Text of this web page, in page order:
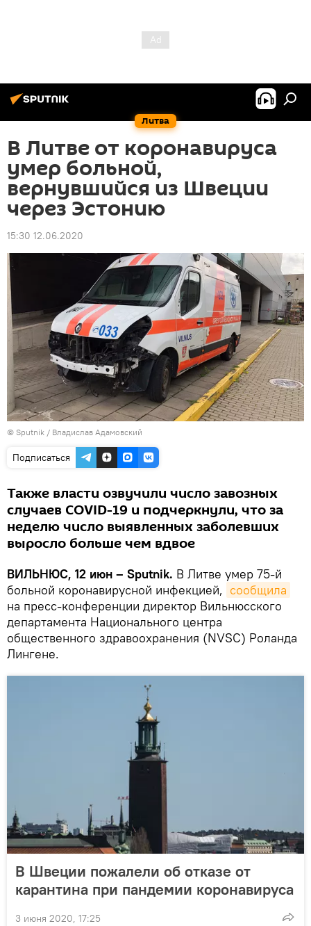
Литва
В Литве от коронавируса
умер больной,
вернувшийся из Швеции
через Эстонию
15:30 12.06.2020
© Sputnik / Владислав Адамовский
Подписаться
Также власти озвучили число завозных
случаев COVID-19 и подчеркнули, что за
неделю число выявленных заболевших
выросло больше чем вдвое
ВИЛЬНЮС, 12 июн – Sputnik. В Литве умер 75-й
больной коронавирусной инфекцией, сообщила
на пресс-конференции директор Вильнюсского
департамента Национального центра
общественного здравоохранения (NVSC) Роланда
Лингене.
В Швеции пожалели об отказе от
карантина при пандемии коронавируса
3 июня 2020, 17:25